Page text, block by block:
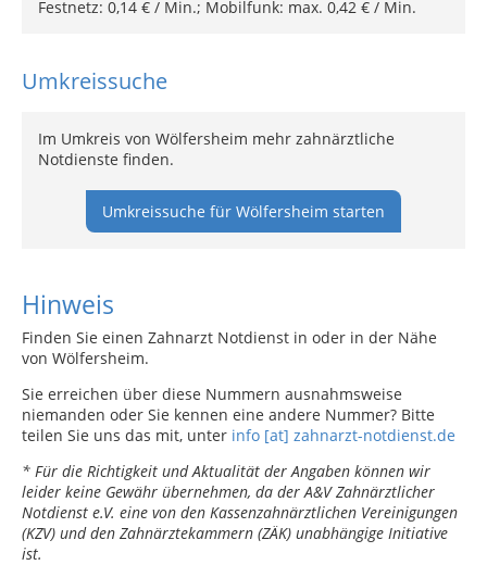
Festnetz: 0,14 € / Min.; Mobilfunk: max. 0,42 € / Min.
Umkreissuche
Im Umkreis von Wölfersheim mehr zahnärztliche
Notdienste finden.
Umkreissuche für Wölfersheim starten
Hinweis
Finden Sie einen Zahnarzt Notdienst in oder in der Nähe
von Wölfersheim.
Sie erreichen über diese Nummern ausnahmsweise
niemanden oder Sie kennen eine andere Nummer? Bitte
teilen Sie uns das mit, unter info [at] zahnarzt-notdienst.de
* Für die Richtigkeit und Aktualität der Angaben können wir
leider keine Gewähr übernehmen, da der A&V Zahnärztlicher
Notdienst e.V. eine von den Kassenzahnärztlichen Vereinigungen
(KZV) und den Zahnärztekammern (ZÄK) unabhängige Initiative
ist.